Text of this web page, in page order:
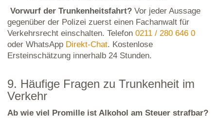
Vorwurf der Trunkenheitsfahrt? Vor jeder Aussage
gegenüber der Polizei zuerst einen Fachanwalt für
Verkehrsrecht einschalten. Telefon 0211 / 280 646 0
oder WhatsApp Direkt-Chat. Kostenlose
Ersteinschätzung innerhalb 24 Stunden.
9. Häufige Fragen zu Trunkenheit im
Verkehr
Ab wie viel Promille ist Alkohol am Steuer strafbar?